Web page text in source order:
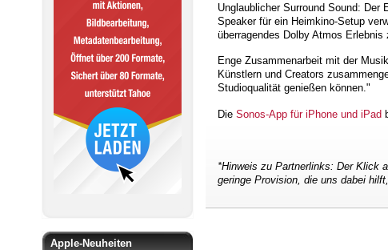
Apple-Neuheiten
Unglaublicher Surround Sound: Der
Speaker für ein Heimkino-Setup
überragendes Dolby Atmos
Enge Zusammenarbeit mit der
Künstlern und Creators
Studioqualität genießen können."
Die Sonos-App für iPhone und iPad
*Hinweis zu Partnerlinks: Der Klick
geringe Provision, die uns dabei